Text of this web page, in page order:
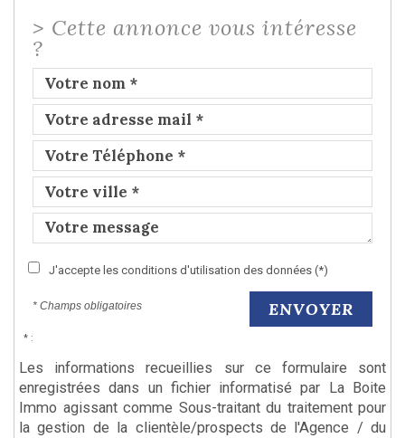
> Cette annonce vous intéresse
?
J'accepte les conditions d'utilisation des données (*)
* Champs obligatoires ENVOYER
* :
Les informations recueillies sur ce formulaire sont
enregistrées dans un fichier informatisé par La Boite
Immo agissant comme Sous-traitant du traitement pour
la gestion de la clientèle/prospects de l'Agence / du